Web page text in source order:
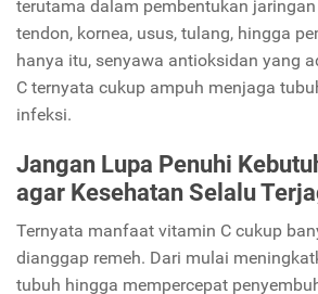
terutama dalam pembentukan
tendon, kornea, usus, tulang, hingga
hanya itu, senyawa antioksidan yang
C ternyata cukup ampuh menjaga
infeksi.
Jangan Lupa Penuhi
agar Kesehatan Selalu
Ternyata manfaat vitamin C cukup
dianggap remeh. Dari mulai
tubuh hingga mempercepat